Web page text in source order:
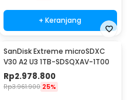
+ Keranjang
SanDisk Extreme microSDXC
V30 A2 U3 1TB-SDSQXAV-1T00
Rp2.978.800
Rp3.961.900 25%